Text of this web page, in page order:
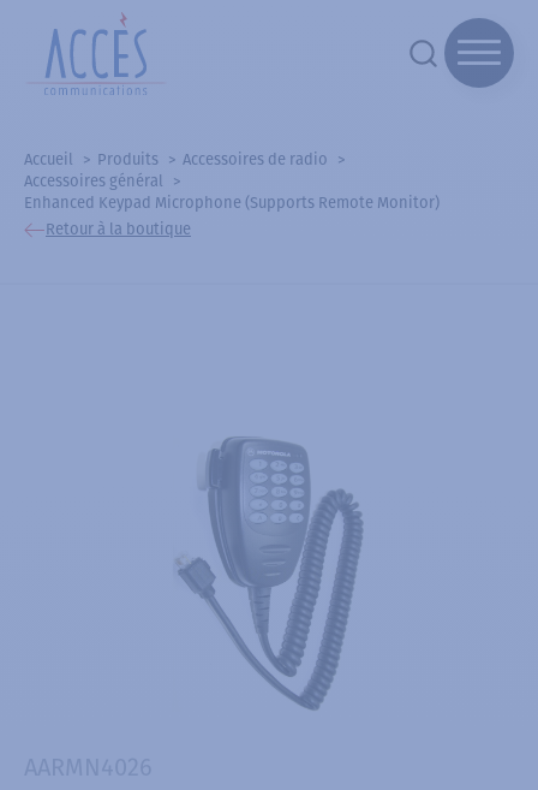
Accueil Produits
Accessoires de radio
Accessoires général
Enhanced Keypad Microphone (Supports Remote Monitor)
Retour à la boutique